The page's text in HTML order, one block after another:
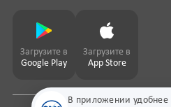
В приложении удобнее
Загрузите в
Google Play
Загрузите в
App Store